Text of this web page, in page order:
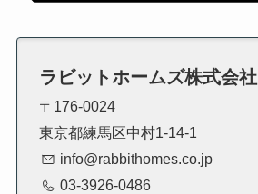
ラビットホームズ株式会社
〒176-0024
東京都練馬区中村1-14-1
info@rabbithomes.co.jp
03-3926-0486